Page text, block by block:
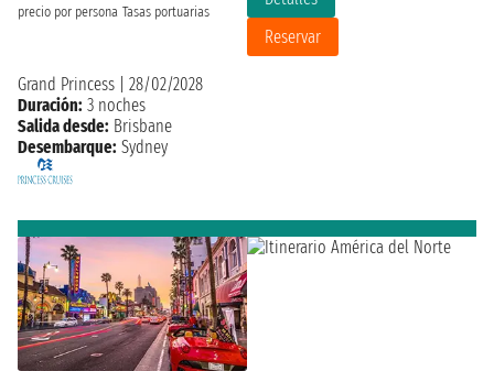
precio por persona Tasas portuarias
Reservar
Grand Princess
28/02/2028
Duración: 3 noches
Salida desde: Brisbane
Desembarque: Sydney